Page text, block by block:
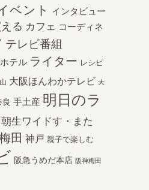
ベント インタビュー
る カフェ コーディネ
テレビ番組
ホテル ライター レシピ
大阪ほんわかテレビ 大
良 手土産 明日のラ
朝生ワイドす・また
田 神戸 親子で楽しむ
阪急うめだ本店 阪神梅田